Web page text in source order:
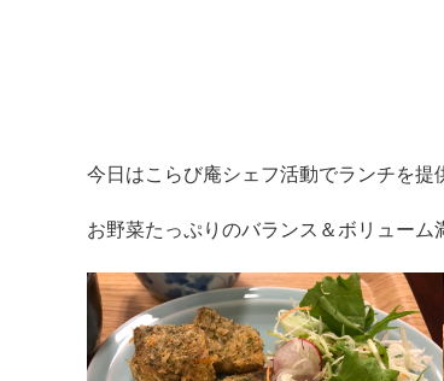
今日はこらび庵シェフ活動でランチを提
お野菜たっぷりのバランス＆ボリュー